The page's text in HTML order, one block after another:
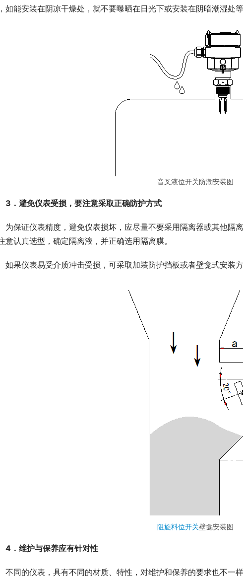
如能安装在阴凉干燥处，就不要曝晒在日光下或安装在阴暗潮湿处等
音叉液位开关防潮安装图
3．避免仪表受损，要注意采取正确防护方式
保证仪表精度，避免仪表损坏，应尽量不要采用隔离器或其他隔
意认真选型，确定隔离液，并正确选用隔离膜。
果仪表易受介质冲击受损，可采取加装防护挡板或者壁龛式安装方
阻旋料位开关壁龛安装图
4．维护与保养应有针对性
同的仪表，具有不同的材质、特性，对维护和保养的要求也不一